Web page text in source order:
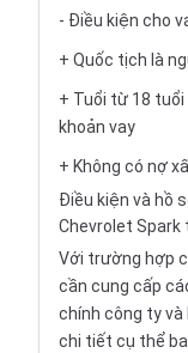
- Điều kiện cho
+ Quốc tịch là
+ Tuổi từ 18 tuổi
khoản vay
+ Không có nợ
Điều kiện và hồ
Chevrolet Spark
Với trường hợp
cần cung cấp
chính công ty và
chi tiết cụ thể